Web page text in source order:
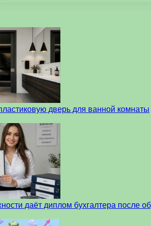
дверь для ванной комнаты
даёт диплом бухгалтера после